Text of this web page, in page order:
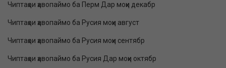
Чиптаҳои ҳавопаймо ба Перм Дар моҳи декабр
Чиптаҳои ҳавопаймо ба Русия моҳи август
Чиптаҳои ҳавопаймо ба Русия моҳи сентябр
Чиптаҳои ҳавопаймо ба Русия Дар моҳи октябр